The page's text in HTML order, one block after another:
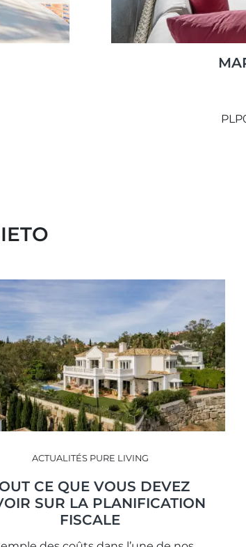
ACTUALITÉS PURE LIVING
CE QUE VOUS DEVEZ
SUR LA PLANIFICATION
FISCALE